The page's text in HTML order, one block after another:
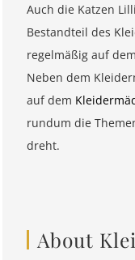
Auch die Katzen
Bestandteil des
regelmäßig auf
Neben dem
auf dem
rundum die
dreht.
About